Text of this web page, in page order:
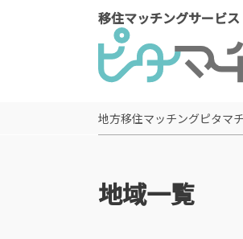
移住マッチングサービス
地方移住マッチングピタマチ
地域一覧